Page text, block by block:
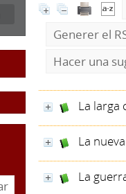
Generer el
Hacer una
La larga
La
La